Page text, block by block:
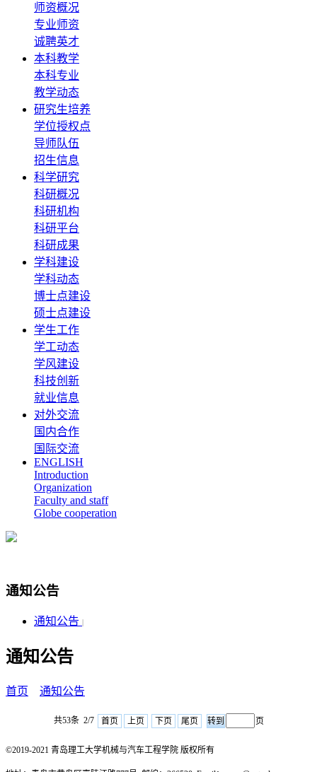
师资概况
专业师资
诚聘英才
本科教学
本科专业
教学动态
研究生培养
学位授权点
导师队伍
招生信息
科学研究
科研概况
科研机构
科研平台
科研成果
学科建设
学科动态
博士点建设
硕士点建设
学生工作
学工动态
学风建设
科技创新
就业信息
对外交流
国内合作
国际交流
ENGLISH
Introduction
Organization
Faculty and staff
Globe cooperation
通知公告
通知公告 |
通知公告
首页 通知公告
共53条 2/7 首页 上页 下页 尾页 页
©2019-2021 青岛理工大学机械与汽车工程学院 版权所有